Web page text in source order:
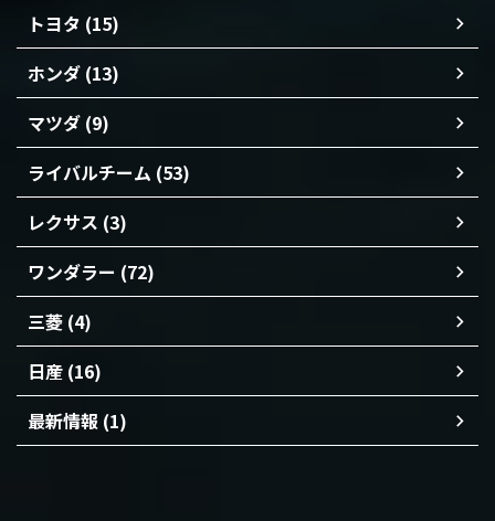
トヨタ (15)
ホンダ (13)
マツダ (9)
ライバルチーム (53)
レクサス (3)
ワンダラー (72)
三菱 (4)
日産 (16)
最新情報 (1)